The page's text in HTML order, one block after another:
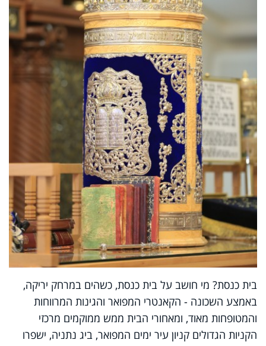
בית כנסת? מי חושב על בית כנסת, כשהים במרחק יריקה,
באמצע השכונה - הקאנטרי המפואר והגינות המרווחות
והמטופחות מאוד, ומאחורי הבית ממש ממוקמים מרכזי
הקניות הגדולים קניון עיר ימים המפואר, ביג נתניה, ישפרו